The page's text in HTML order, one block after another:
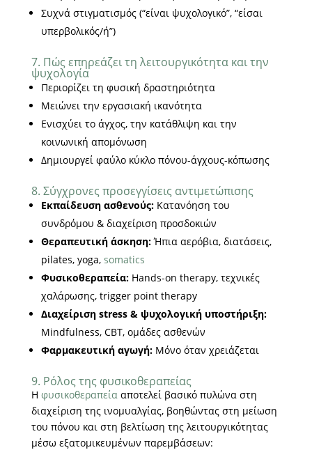
Συχνά στιγματισμός (“είναι ψυχολογικό”, “είσαι
υπερβολικός/ή”)
7. Πώς επηρεάζει τη λειτουργικότητα και την
ψυχολογία
Περιορίζει τη φυσική δραστηριότητα
Μειώνει την εργασιακή ικανότητα
Ενισχύει το άγχος, την κατάθλιψη και την
κοινωνική απομόνωση
Δημιουργεί φαύλο κύκλο πόνου-άγχους-κόπωσης
8. Σύγχρονες προσεγγίσεις αντιμετώπισης
Εκπαίδευση ασθενούς:Κατανόηση του
συνδρόμου & διαχείριση προσδοκιών
Θεραπευτική άσκηση:Ήπια αερόβια, διατάσεις,
pilates, yoga, somatics
Φυσικοθεραπεία:Hands-on therapy, τεχνικές
χαλάρωσης, trigger point therapy
Διαχείριση stress & ψυχολογική υποστήριξη:
Mindfulness, CBT, ομάδες ασθενών
Φαρμακευτική αγωγή:Μόνο όταν χρειάζεται
9. Ρόλος της φυσικοθεραπείας
Η φυσικοθεραπείααποτελεί βασικό πυλώνα στη
διαχείριση της ινομυαλγίας, βοηθώντας στη μείωση
του πόνου και στη βελτίωση της λειτουργικότητας
μέσω εξατομικευμένων παρεμβάσεων: